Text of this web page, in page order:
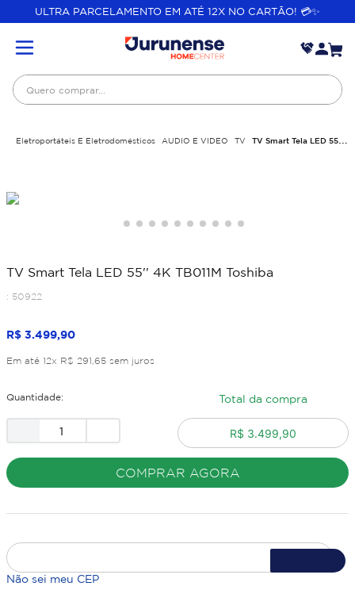
ULTRA PARCELAMENTO EM ATÉ 12X NO CARTÃO! 💳✨
Quero comprar...
Eletroportáteis E Eletrodomésticos AUDIO E VIDEO TV TV Smart Tela LED 55''
TV Smart Tela LED 55'' 4K TB011M Toshiba
: 50922
R$ 3.499,90
Em até 12x R$ 291 65 sem juros
Quantidade: Total da compra
R$ 3.499,90
COMPRAR AGORA
Não sei meu CEP